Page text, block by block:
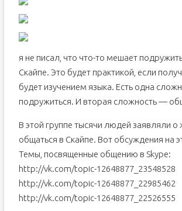
я не писал, что что-то мешает
Скайпе. Это будет практикой, если
будет изучением языка. Есть одна
подружиться. И вторая сложность —
В этой группе тысячи людей заявляли о
общаться в Скайпе. Вот обсуждения на
Темы, посвященные общению в Skype:
http://vk.com/topic-12648877_23548528
http://vk.com/topic-12648877_22985462
http://vk.com/topic-12648877_22526555